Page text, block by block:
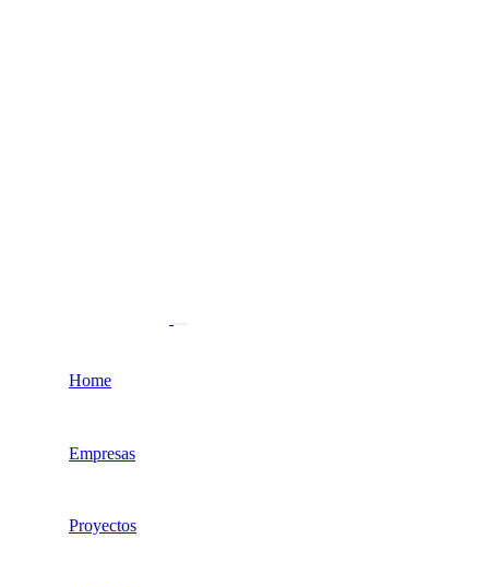
Home
Empresas
Proyectos